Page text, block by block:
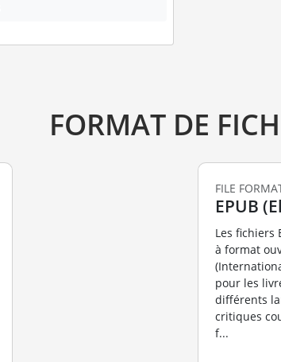
FORMAT DE
FILE
EPUB
Les fichiers
à format
pour les
différents
critiques
f...